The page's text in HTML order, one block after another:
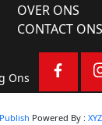
OVER ONS
CONTACT ONS
Ons
Powered By :